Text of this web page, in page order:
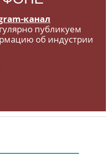
канал
публикуем
об индустрии